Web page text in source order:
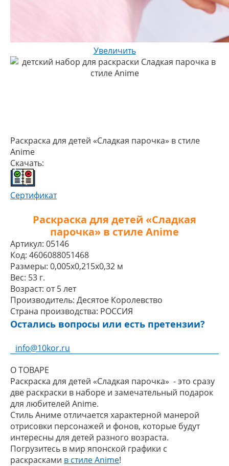
Увеличить
Раскраска для детей «Сладкая парочка» в стиле
Anime
Скачать:
Сертификат
Раскраска для детей «Сладкая
парочка» в стиле Anime
Артикул: 05146
Код: 4606088051468
Размеры: 0,005x0,215x0,32 м
Вес: 53 г.
Возраст: от 5 лет
Производитель: Десятое Королевство
Страна производства: РОССИЯ
Остались вопросы или есть претензии?
info@10kor.ru
О ТОВАРЕ
Раскраска для детей «Сладкая парочка» - это сразу
две раскраски в наборе и замечательный подарок
для любителей Anime.
Стиль Аниме отличается характерной манерой
отрисовки персонажей и фонов, которые будут
интересны для детей разного возраста.
Погрузитесь в мир японской графики с
раскрасками в стиле Anime!